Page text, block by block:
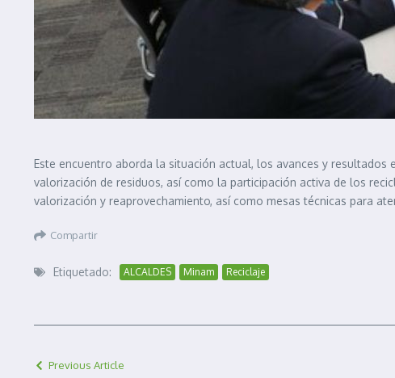
Este encuentro aborda la situación actual, los avances y
valorización de residuos, así como la participación activa de los
valorización y reaprovechamiento, así como mesas técnicas para
Compartir
Etiquetado: ALCALDES Minam Reciclaje
Previous Article